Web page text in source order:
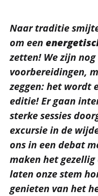
Naar traditie
om een
zetten! We zijn
voorbereidingen,
zeggen: het wordt
editie! Er gaan
sterke sessies
excursie in de
ons in een debat
maken het gezellig
laten onze stem
genieten van het